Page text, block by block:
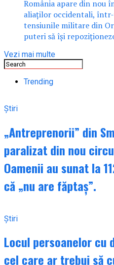
România apare din nou
aliaților occidentali,
tensiunile militare din
puteri să își
Vezi mai multe
Trending
Știri
„Antreprenorii” din
paralizat din nou
Oamenii au sunat la
că „nu are făptaș”.
Știri
Locul persoanelor cu
cel care ar trebui să